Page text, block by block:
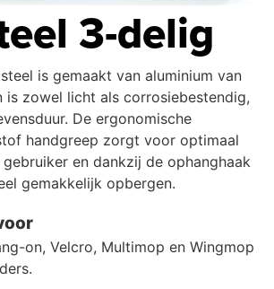
3-delig
is gemaakt van aluminium van
is zowel licht als corrosiebestendig,
De ergonomische
handgreep zorgt voor optimaal
en dankzij de ophanghaak
gemakkelijk opbergen.
on, Velcro, Multimop en Wingmop